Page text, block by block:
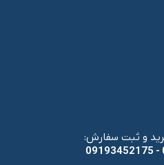
و ثبت سفارش
​​​​​​​09193452175 -